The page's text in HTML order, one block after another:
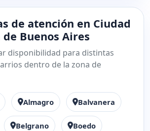
de atención en Ciudad
Buenos Aires
disponibilidad para distintas
dentro de la zona de
Almagro Balvanera
Belgrano Boedo